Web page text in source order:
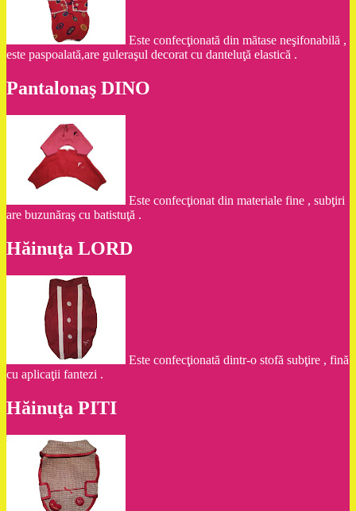
Este confecţionată din mătase neşifonabilă ,
este paspoalată,are guleraşul decorat cu danteluţă elastică .
Pantalonaş DINO
Este confecţionat din materiale fine , subţiri
are buzunăraş cu batistuţă .
Hăinuţa LORD
Este confecţionată dintr-o stofă subţire , fină
cu aplicaţii fantezi .
Hăinuţa PITI